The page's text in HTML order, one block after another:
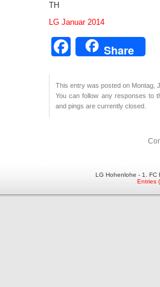
TH
LG Januar 2014
Facebook
Share
This entry was posted on Montag,
You can follow any responses to
and pings are currently closed.
LG Hohenlohe - 1. FC
Entries